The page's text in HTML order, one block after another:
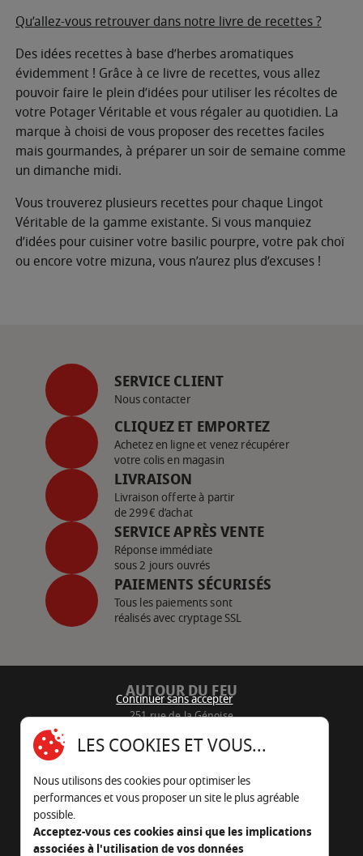
Qu’allez-vous retrouver dans notre livre de recettes ?
Des idées recettes à base d’herbes aromatiques
évidemment ! Grâce à ce livre de recettes, vous allez
pouvoir faire le plein d’idées pour utiliser les récoltes de
votre Potager Véritable et vous régaler au quotidien. La
marque à choisi de vous proposer des recettes faciles
mais gourmandes, à préparer un soir de semaine comme
un dimanche midi.
Vous trouverez plusieurs recettes pour chaque Lingot
Véritable de la gamme existante. Si vous manquiez
d’idées pour cuisiner votre basilic pourpre, votre pak choï
ou encore votre mizuna, vous n’aurez plus d’excuses !
SERVICE CLIENT
Nous contacter
CLIQUEZ ET EMPORTEZ
Achetez en ligne et venez récupérer
votre colis en magasin
LIVRAISON
Livraison offerte à partir
de 299€ d’achat
SERVICE APRÈS VENTE
Réponse immédiate
sous 2 jours ouvrés
PAIEMENTS SÉCURISÉS
Tous les paiements sont
réalisés avec cryptage SSL
AUTOUR DU FEU
251 rue de la Génoise
05 45 22 98 09
Nous envoyer un e-mail
Continuer sans accepter
LES COOKIES ET VOUS...
Nous utilisons des cookies pour optimiser les
performances et vous proposer un site le plus agréable
possible.
Acceptez-vous ces cookies ainsi que les implications
associées à l'utilisation de vos données